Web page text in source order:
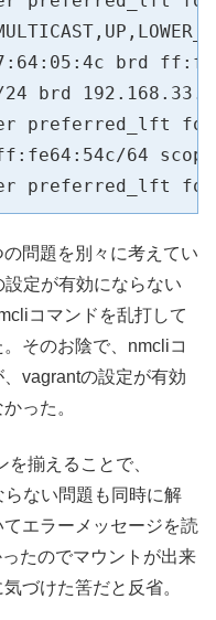
brd
brd
preferred_lft
64
問題を別々に考えてい
定が有効にならない
コマンドを乱打して
そのお陰で、nmcliコ
vagrantの設定が有効
った。
揃えることで、
ない問題も同時に解
エラーメッセージを読
たのでマウントが出来
づけた筈だと反省。